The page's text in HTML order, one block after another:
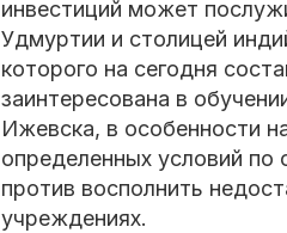
инвестиций может
Удмуртии и столицей
которого на сегодня
заинтересована в
Ижевска, в особенности
определенных условий по
против восполнить
учреждениях.